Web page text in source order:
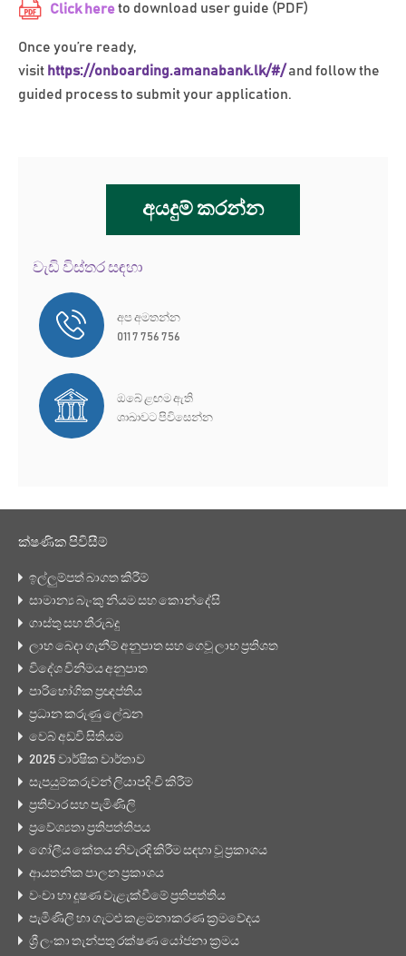
Click hereto download user guide (PDF)
Once you’re ready,
visit https://onboarding.amanabank.lk/#/and follow the
guided process to submit your application.
අයදුම් කරන්න
වැඩි විස්තර සඳහා
අප අමතන්න
011 7 756 756
ඔබේ ළඟම ඇති
ශාඛාවට පිවිසෙන්න
ක්ෂණික පිවිසීම්
ඉල්ලුම්පත් බාගත කිරීම්
සාමාන්‍ය බැංකු නියම සහ කොන්දේසි
ගාස්තු සහ තීරුබදු
ලාභ බෙදා ගැනීම් අනුපාත සහ ගෙවූ ලාභ ප්‍රතිශත
විදේශ විනිමය අනුපාත
පාරිභෝගික ප්‍රඥප්තිය
ප්‍රධාන කරුණු ලේඛන
වෙබ් අඩවි සිතියම
2025 වාර්ෂික වාර්තාව
සැපයුම්කරුවන් ලියාපදිංචි කිරීම්
ප්‍රතිචාර සහ පැමිණිලි
ප්‍රවේශ්‍යතා ප්‍රතිපත්තිපය
ගෝලීය කේතය නිවැරදි කිරීම සඳහා වූ ප්‍රකාශය
ආයතනික පාලන ප්‍රකාශය
වංචා හා දූෂණ වැළැක්වීමේ ප්‍රතිපත්තිය
පැමිණිලි හා ගැටළු කළමනාකරණ ක්‍රමවේදය
ශ්‍රී ලංකා තැන්පතු රක්ෂණ යෝජනා ක්‍රමය